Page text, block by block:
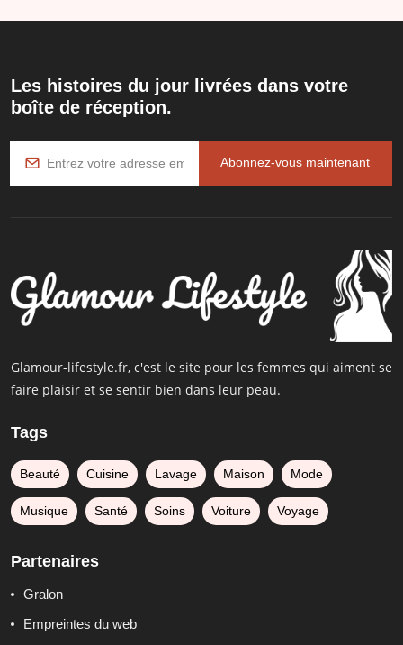
Les histoires du jour livrées dans votre
boîte de réception.
Abonnez-vous maintenant
Glamour-lifestyle.fr, c'est le site pour les femmes qui aiment se
faire plaisir et se sentir bien dans leur peau.
Tags
Beauté Cuisine Lavage Maison Mode
Musique Santé Soins Voiture Voyage
Partenaires
Gralon
Empreintes du web